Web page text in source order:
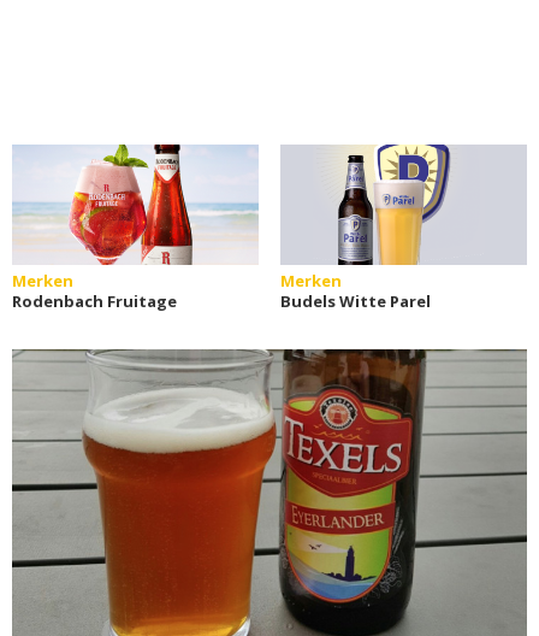
Merken
Rodenbach Fruitage
Merken
Budels Witte Parel